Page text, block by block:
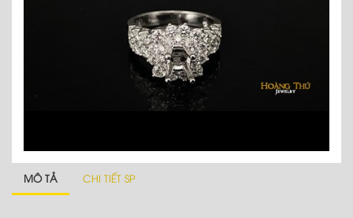
MÔ TẢ CHI TIẾT SP